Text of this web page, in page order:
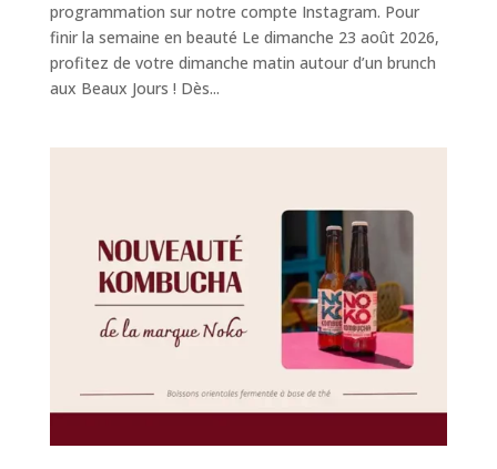
programmation sur notre compte Instagram. Pour
finir la semaine en beauté Le dimanche 23 août 2026,
profitez de votre dimanche matin autour d’un brunch
aux Beaux Jours ! Dès...